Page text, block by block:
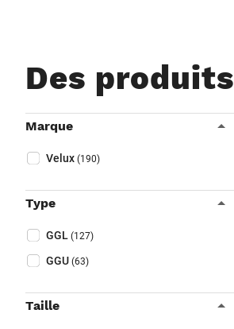
Des produits
Filtres
Fermer filtres
Marque
Marque (Optionnel)
Velux (190)
Type
Type (Optionnel)
GGL (127)
GGU (63)
Taille